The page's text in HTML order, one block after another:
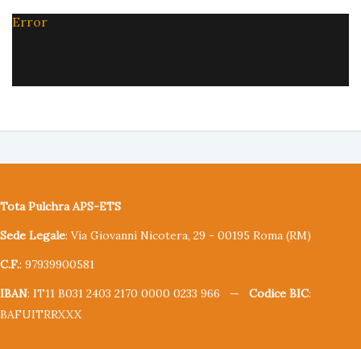
Error
Tota Pulchra APS-ETS
Sede Legale: Via Giovanni Nicotera, 29 - 00195 Roma (RM)
C.F.: 97939900581
IBAN: IT11 B031 2403 2170 0000 0233 966 — Codice BIC:
BAFUITRRXXX